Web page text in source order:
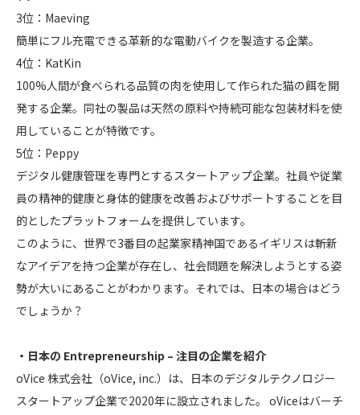
3位：Maeving
簡単にフル充電できる革新的な電動バイクを製造する企業。
4位：KatKin
100%人間が食べられる品質の肉を使用して作られた猫の餌を開
発する企業。同社の製品は天然の原料や持続可能な包装材料を使
用していることが特徴です。
5位：Peppy
デジタル健康管理を専門とするスタートアップ企業。社員や従業
員の精神的健康と身体的健康を改善およびサポートすることを目
的としたプラットフォームを提供しています。
このように、世界で3番目の起業家精神国であるイギリスは斬新
なアイデアを持つ企業が存在し、社会問題を解決しようとする姿
勢が大いにあることがわかります。それでは、日本の場合はどう
でしょうか？
・日本の Entrepreneurship – 注目の企業を紹介
oVice 株式会社（oVice, inc.）は、日本のデジタルテクノロジー
スタートアップ企業で2020年に設立されました。 oViceはバーチ